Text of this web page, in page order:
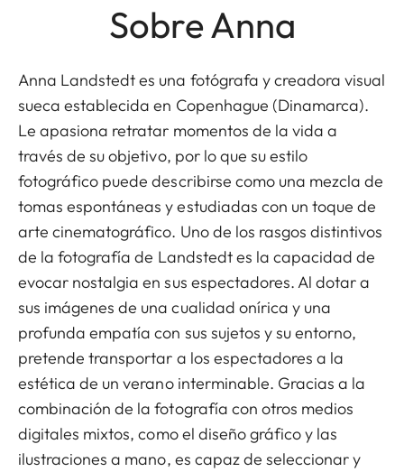
Sobre Anna
Anna Landstedt es una fotógrafa y creadora visual
sueca establecida en Copenhague (Dinamarca).
Le apasiona retratar momentos de la vida a
través de su objetivo, por lo que su estilo
fotográfico puede describirse como una mezcla de
tomas espontáneas y estudiadas con un toque de
arte cinematográfico. Uno de los rasgos distintivos
de la fotografía de Landstedt es la capacidad de
evocar nostalgia en sus espectadores. Al dotar a
sus imágenes de una cualidad onírica y una
profunda empatía con sus sujetos y su entorno,
pretende transportar a los espectadores a la
estética de un verano interminable. Gracias a la
combinación de la fotografía con otros medios
digitales mixtos, como el diseño gráfico y las
ilustraciones a mano, es capaz de seleccionar y